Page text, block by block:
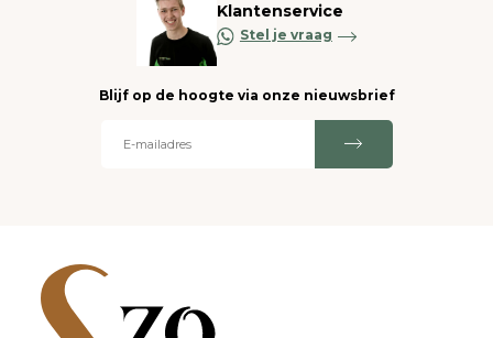
Klantenservice
Stel je vraag
Blijf op de hoogte via onze nieuwsbrief